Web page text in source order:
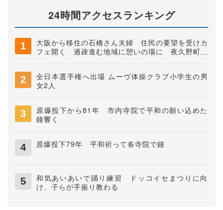
24時間アクセスランキング
大阪から移住の石橋さん夫婦 住民の要望を受けカ
フェ開く 過疎進む地域に憩いの場に 夜久野町稲
全日本選手権へ出場 ムーヴ体操クラブ小学生の男
女2人
原爆投下から81年 市内寺院で平和の願い込めた
鐘響く
原爆投下79年 平和祈って各寺院で鐘
和気あいあいで踊り練習 ドッコイセまつりに向
け、子らが手振り教わる